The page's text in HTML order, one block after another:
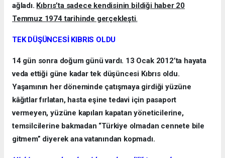
ağladı. Kıbrıs’ta sadece kendisinin bildiği haber 20
Temmuz 1974 tarihinde gerçekleşti.
TEK DÜŞÜNCESİ KIBRIS OLDU
14 gün sonra doğum günü vardı. 13 Ocak 2012’ta hayata
veda ettiği güne kadar tek düşüncesi Kıbrıs oldu.
Yaşamının her döneminde çatışmaya girdiği yüzüne
kâğıtlar fırlatan, hasta eşine tedavi için pasaport
vermeyen, yüzüne kapıları kapatan yöneticilerine,
temsilcilerine bakmadan “Türkiye olmadan cennete bile
gitmem” diyerek ana vatanından kopmadı.